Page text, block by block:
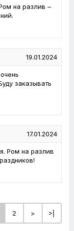
на разлив –
19.01.2024
заказывать
17.01.2024
Ром на разлив
2 > >|